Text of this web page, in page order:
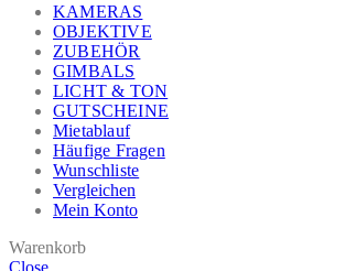
KAMERAS
OBJEKTIVE
ZUBEHÖR
GIMBALS
LICHT & TON
GUTSCHEINE
Mietablauf
Häufige Fragen
Wunschliste
Vergleichen
Mein Konto
Warenkorb
Close